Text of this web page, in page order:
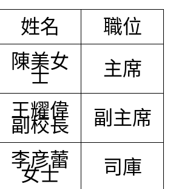
姓名
職位
陳美女
士 主席
王耀偉
副校長 副主席
李彦蕾
女士 司庫